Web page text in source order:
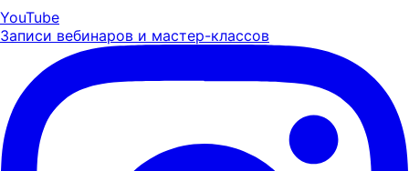
YouTube
Записи вебинаров и мастер-классов